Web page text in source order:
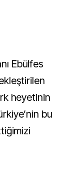
Ebülfes
heyetinin
bu